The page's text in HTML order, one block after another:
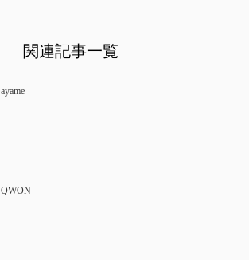
関連記事一覧
ayame
QWON